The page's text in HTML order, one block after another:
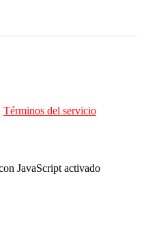
Términos del servicio
JavaScript activado